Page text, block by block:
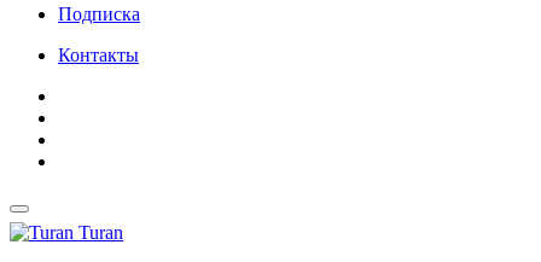
Подписка
Контакты
Turan